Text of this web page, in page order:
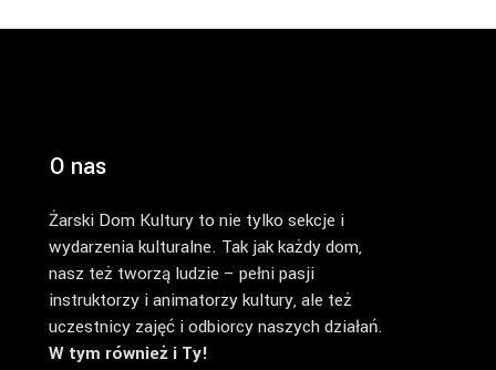
O nas
Żarski Dom Kultury to nie tylko sekcje i
wydarzenia kulturalne. Tak jak każdy dom,
nasz też tworzą ludzie – pełni pasji
instruktorzy i animatorzy kultury, ale też
uczestnicy zajęć i odbiorcy naszych działań.
W tym również i Ty!